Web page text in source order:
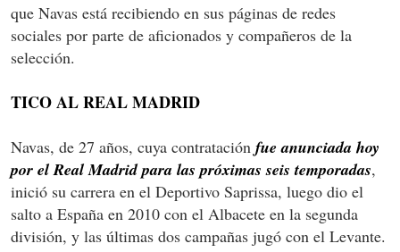
que Navas está recibiendo en sus páginas de redes
sociales por parte de aficionados y compañeros de la
selección.
TICO AL REAL MADRID
Navas, de 27 años, cuya contratación fue anunciada hoy
por el Real Madrid para las próximas seis temporadas,
inició su carrera en el Deportivo Saprissa, luego dio el
salto a España en 2010 con el Albacete en la segunda
división, y las últimas dos campañas jugó con el Levante.